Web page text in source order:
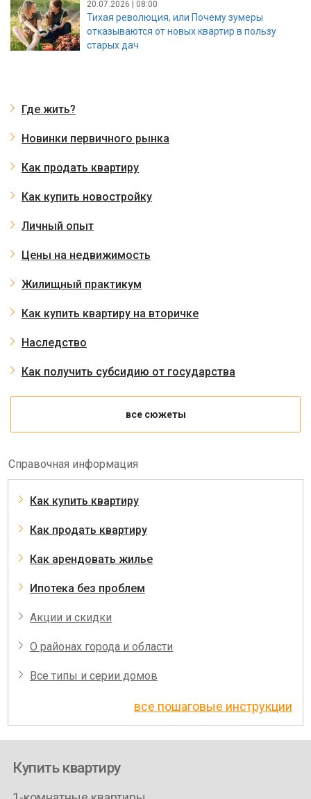
20.07.2026 | 08:00
Тихая революция, или Почему зумеры
отказываются от новых квартир в пользу
старых дач
Где жить?
Новинки первичного рынка
Как продать квартиру
Как купить новостройку
Личный опыт
Цены на недвижимость
Жилищный практикум
Как купить квартиру на вторичке
Наследство
Как получить субсидию от государства
все сюжеты
Справочная информация
Как купить квартиру
Как продать квартиру
Как арендовать жилье
Ипотека без проблем
Акции и скидки
О районах города и области
Все типы и серии домов
все пошаговые инструкции
Купить квартиру